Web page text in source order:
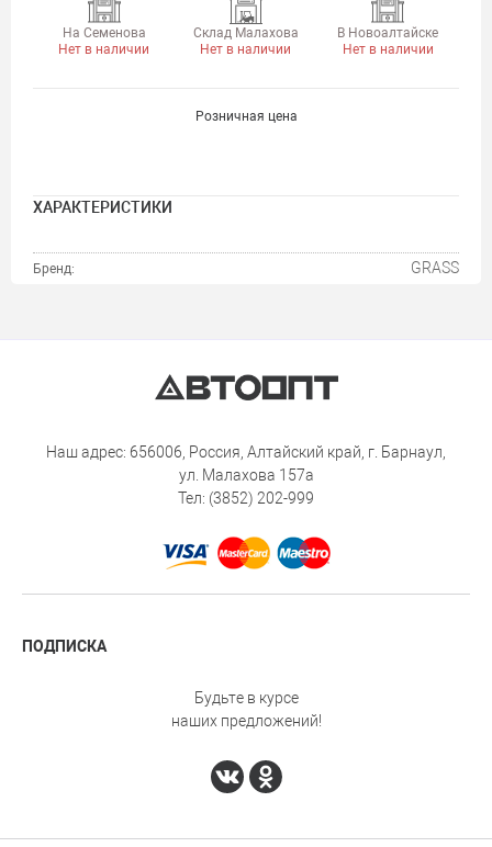
На Семенова
Нет в наличии
Склад Малахова
Нет в наличии
В Новоалтайске
Нет в наличии
Розничная цена
ХАРАКТЕРИСТИКИ
Бренд: GRASS
Наш адрес: 656006, Россия, Алтайский край, г. Барнаул,
ул. Малахова 157а
Тел: (3852) 202-999
ПОДПИСКА
Будьте в курсе
наших предложений!